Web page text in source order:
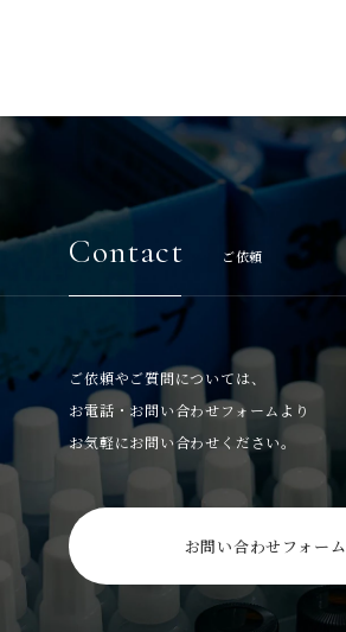
Contact ご依頼
ご依頼やご質問については、
お電話・お問い合わせフォームより
お気軽にお問い合わせください。
お問い合わせフォーム